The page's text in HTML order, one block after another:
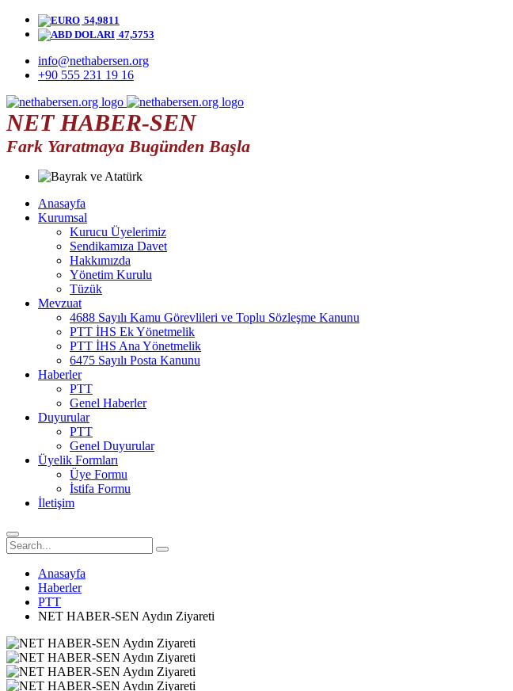
54,9811
47,5753
info@nethabersen.org
+90 555 231 19 16
NET HABER-SEN
Fark Yaratmaya Bugünden Başla
Anasayfa
Kurumsal
Kurucu Üyelerimiz
Sendikamıza Davet
Hakkımızda
Yönetim Kurulu
Tüzük
Mevzuat
4688 Sayılı Kamu Görevlileri ve Toplu Sözleşme Kanunu
PTT İHS Ek Yönetmelik
PTT İHS Ana Yönetmelik
6475 Sayılı Posta Kanunu
Haberler
PTT
Genel Haberler
Duyurular
PTT
Genel Duyurular
Üyelik Formları
Üye Formu
İstifa Formu
İletişim
Anasayfa
Haberler
PTT
NET HABER-SEN Aydın Ziyareti